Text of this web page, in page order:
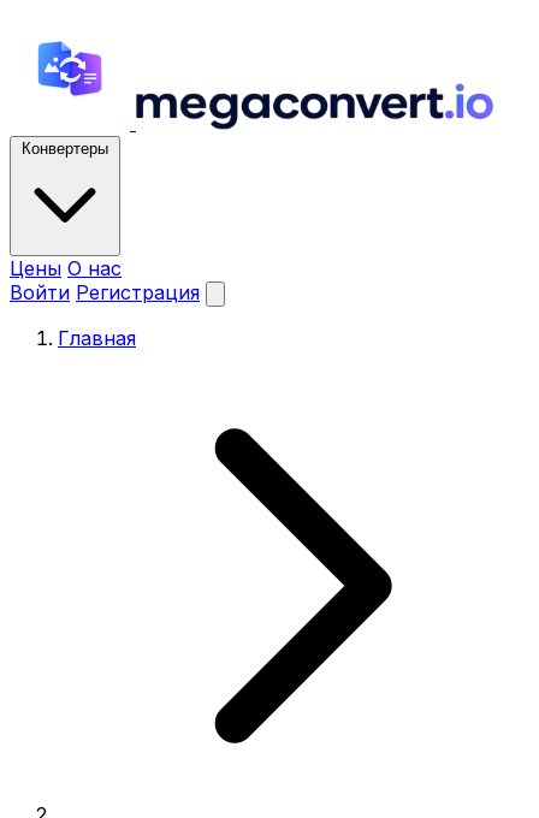
Конвертеры
Цены О нас
Войти Регистрация
Главная